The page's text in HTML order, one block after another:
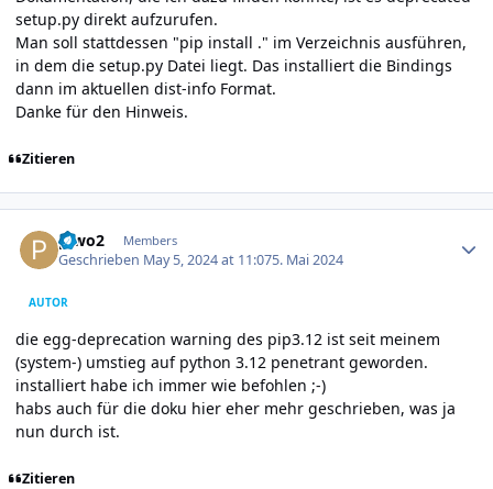
setup.py direkt aufzurufen.
Man soll stattdessen "pip install ." im Verzeichnis ausführen,
in dem die setup.py Datei liegt. Das installiert die Bindings
dann im aktuellen dist-info Format.
Danke für den Hinweis.
Zitieren
piwo2 Members
Geschrieben May 5, 2024 at 11:075. Mai 2024
AUTOR
die egg-deprecation warning des pip3.12 ist seit meinem
(system-) umstieg auf python 3.12 penetrant geworden.
installiert habe ich immer wie befohlen ;-)
habs auch für die doku hier eher mehr geschrieben, was ja
nun durch ist.
Zitieren